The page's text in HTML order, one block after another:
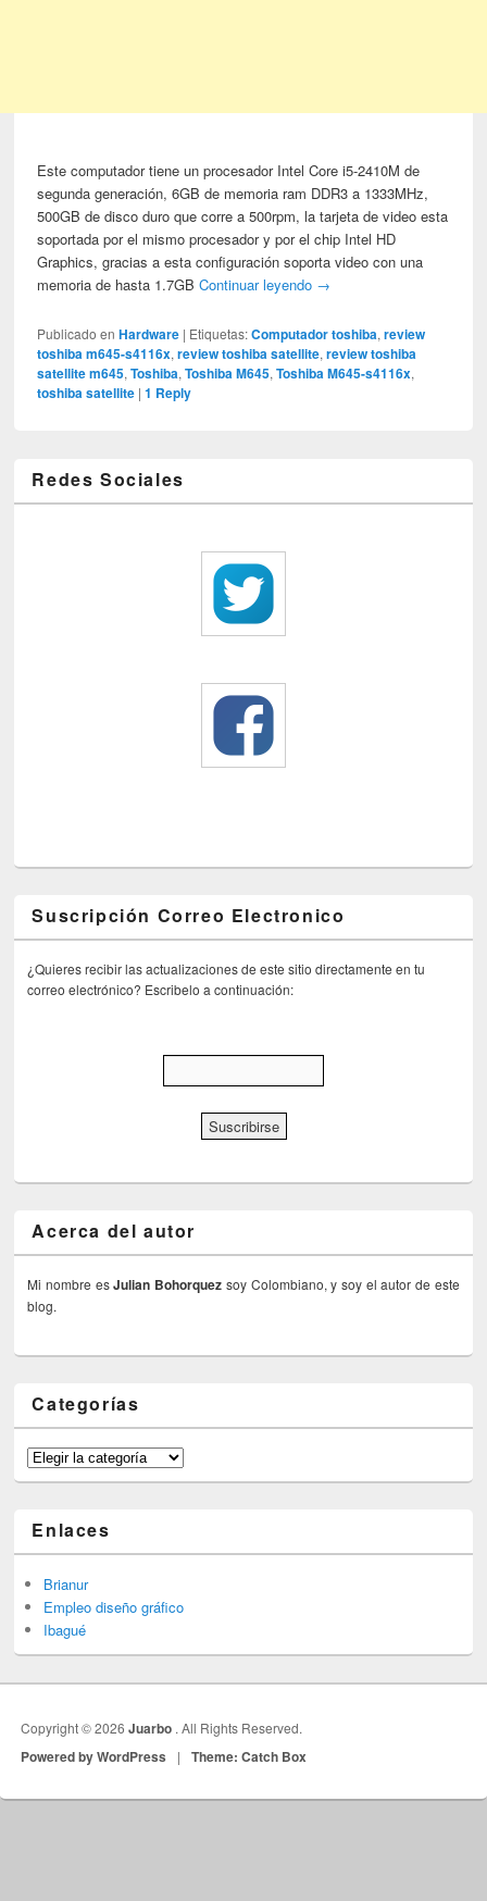
Este computador tiene un procesador Intel Core i5-2410M de
segunda generación, 6GB de memoria ram DDR3 a 1333MHz,
500GB de disco duro que corre a 500rpm, la tarjeta de video esta
soportada por el mismo procesador y por el chip Intel HD
Graphics, gracias a esta configuración soporta video con una
memoria de hasta 1.7GBContinuar leyendo →
Publicado en Hardware | Etiquetas: Computador toshiba,review
toshiba m645-s4116x,review toshiba satellite,review toshiba
satellite m645,Toshiba,Toshiba M645,Toshiba M645-s4116x,
toshiba satellite |1 Reply
Redes Sociales
Suscripción Correo Electronico
¿Quieres recibir las actualizaciones de este sitio directamente en tu
correo electrónico? Escribelo a continuación:
Acerca del autor
Mi nombre esJulian Bohorquez soy Colombiano, y soy el autor de este
blog.
Categorías
Categorías
Enlaces
Brianur
Empleo diseño gráfico
Ibagué
Copyright © 2026Juarbo . All Rights Reserved.
Powered by WordPress | Theme: Catch Box